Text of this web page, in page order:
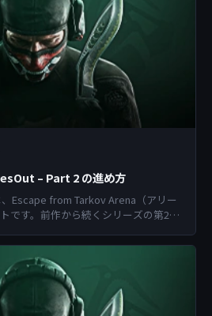
– Part 2 の進め方
、Escape from Tarkov Arena（アリー
です。前作から続くシリーズの第2弾